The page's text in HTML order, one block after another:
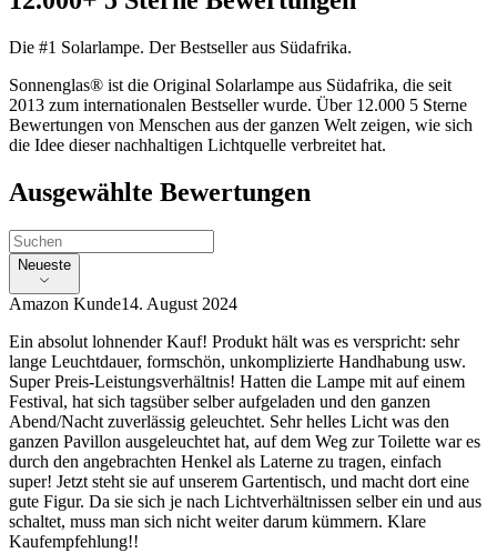
Die #1 Solarlampe. Der Bestseller aus Südafrika.
Sonnenglas® ist die Original Solarlampe aus Südafrika, die seit
2013 zum internationalen Bestseller wurde. Über 12.000 5 Sterne
Bewertungen von Menschen aus der ganzen Welt zeigen, wie sich
die Idee dieser nachhaltigen Lichtquelle verbreitet hat.
Ausgewählte Bewertungen
Neueste
Amazon Kunde14. August 2024
Ein absolut lohnender Kauf! Produkt hält was es verspricht: sehr
lange Leuchtdauer, formschön, unkomplizierte Handhabung usw.
Super Preis-Leistungsverhältnis! Hatten die Lampe mit auf einem
Festival, hat sich tagsüber selber aufgeladen und den ganzen
Abend/Nacht zuverlässig geleuchtet. Sehr helles Licht was den
ganzen Pavillon ausgeleuchtet hat, auf dem Weg zur Toilette war es
durch den angebrachten Henkel als Laterne zu tragen, einfach
super! Jetzt steht sie auf unserem Gartentisch, und macht dort eine
gute Figur. Da sie sich je nach Lichtverhältnissen selber ein und aus
schaltet, muss man sich nicht weiter darum kümmern. Klare
Kaufempfehlung!!